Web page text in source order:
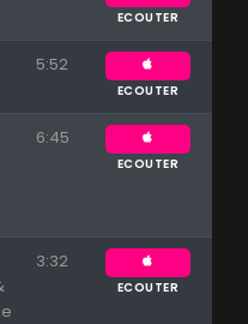
ECOUTER
5:52
ECOUTER
6:45
ECOUTER
3:32
ECOUTER